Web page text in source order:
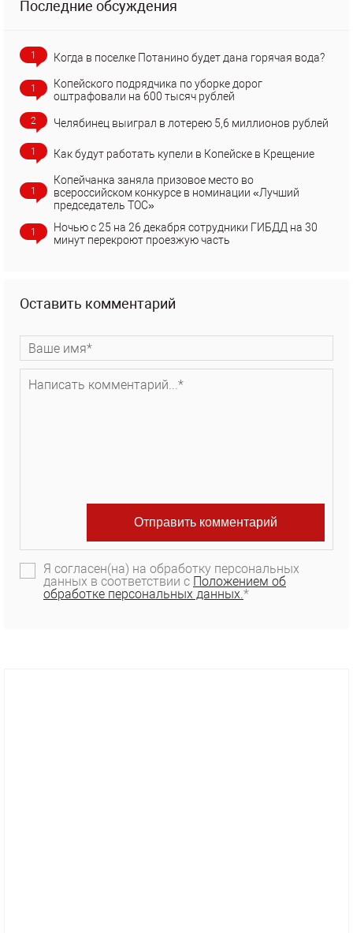
Последние обсуждения
1 Когда в поселке Потанино будет дана горячая вода?
1
Копейского подрядчика по уборке дорог
оштрафовали на 600 тысяч рублей
2 Челябинец выиграл в лотерею 5,6 миллионов рублей
1 Как будут работать купели в Копейске в Крещение
1
Копейчанка заняла призовое место во
всероссийском конкурсе в номинации «Лучший
председатель ТОС»
1
Ночью с 25 на 26 декабря сотрудники ГИБДД на 30
минут перекроют проезжую часть
Оставить комментарий
Я согласен(на) на обработку персональных
данных в соответствии с Положением об
обработке персональных данных.*